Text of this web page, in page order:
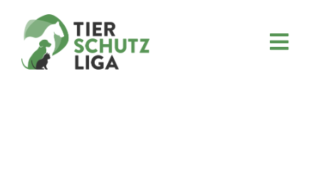
content